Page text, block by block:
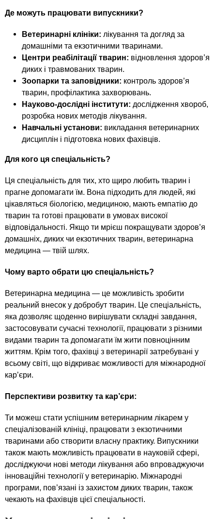
Де можуть працювати випускники?
Ветеринарні клініки: лікування та догляд за
домашніми та екзотичними тваринами.
Центри реабілітації тварин: відновлення здоров’я
диких і травмованих тварин.
Зоопарки та заповідники: контроль здоров’я
тварин, профілактика захворювань.
Науково-дослідні інститути: дослідження хвороб,
розробка нових методів лікування.
Навчальні установи: викладання ветеринарних
дисциплін і підготовка нових фахівців.
Для кого ця спеціальність?
Ця спеціальність для тих, хто щиро любить тварин і
прагне допомагати їм. Вона підходить для людей, які
цікавляться біологією, медициною, мають емпатію до
тварин та готові працювати в умовах високої
відповідальності. Якщо ти мрієш покращувати здоров’я
домашніх, диких чи екзотичних тварин, ветеринарна
медицина — твій шлях.
Чому варто обрати цю спеціальність?
Ветеринарна медицина — це можливість зробити
реальний внесок у добробут тварин. Це спеціальність,
яка дозволяє щоденно вирішувати складні завдання,
застосовувати сучасні технології, працювати з різними
видами тварин та допомагати їм жити повноцінним
життям. Крім того, фахівці з ветеринарії затребувані у
всьому світі, що відкриває можливості для міжнародної
кар’єри.
Перспективи розвитку та кар’єри:
Ти можеш стати успішним ветеринарним лікарем у
спеціалізованій клініці, працювати з екзотичними
тваринами або створити власну практику. Випускники
також мають можливість працювати в науковій сфері,
досліджуючи нові методи лікування або впроваджуючи
інноваційні технології у ветеринарію. Міжнародні
програми, пов’язані із захистом диких тварин, також
чекають на фахівців цієї спеціальності.